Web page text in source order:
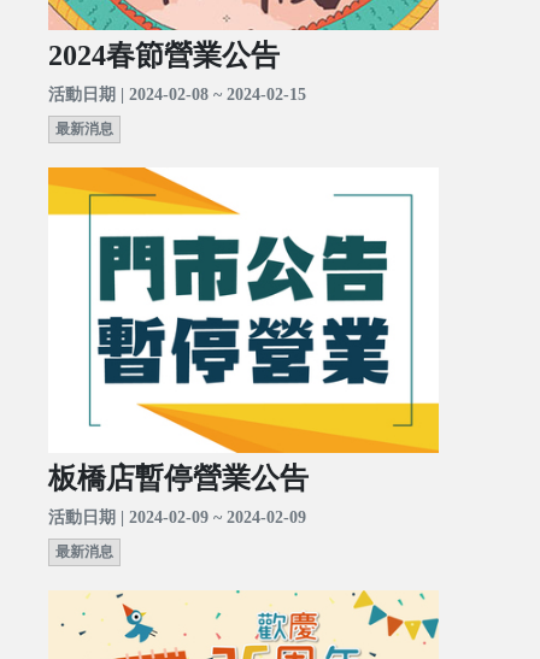
2024春節營業公告
活動日期 | 2024-02-08 ~ 2024-02-15
最新消息
板橋店暫停營業公告
活動日期 | 2024-02-09 ~ 2024-02-09
最新消息